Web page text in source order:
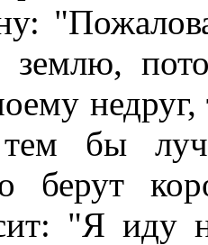
землю,
тем бы
берут
"Я иду